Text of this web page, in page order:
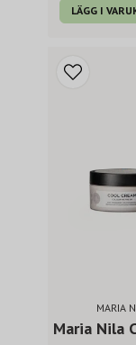
LÄGG I
MARIA